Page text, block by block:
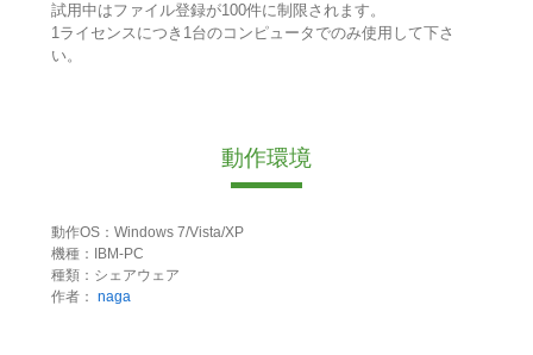
試用中はファイル登録が100件に制限されます。
1ライセンスにつき1台のコンピュータでのみ使用して下さ
い。
動作環境
動作OS：Windows 7/Vista/XP
機種：IBM-PC
種類：シェアウェア
作者： naga